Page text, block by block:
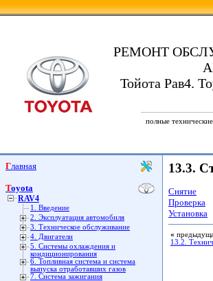
РЕМОНТ
Тойота Рав4.
полные
Главная
Toyota
RAV4
1. Введение
2. Эксплуатация автомобиля
3. Техническое обслуживание
4. Двигатели
5. Системы охлаждения и
кондиционирования
6. Топливная система и система
выпуска отработавших газов
7. Система зажигания
13.3.
Снятие
Проверка
Установка
«
13.2.